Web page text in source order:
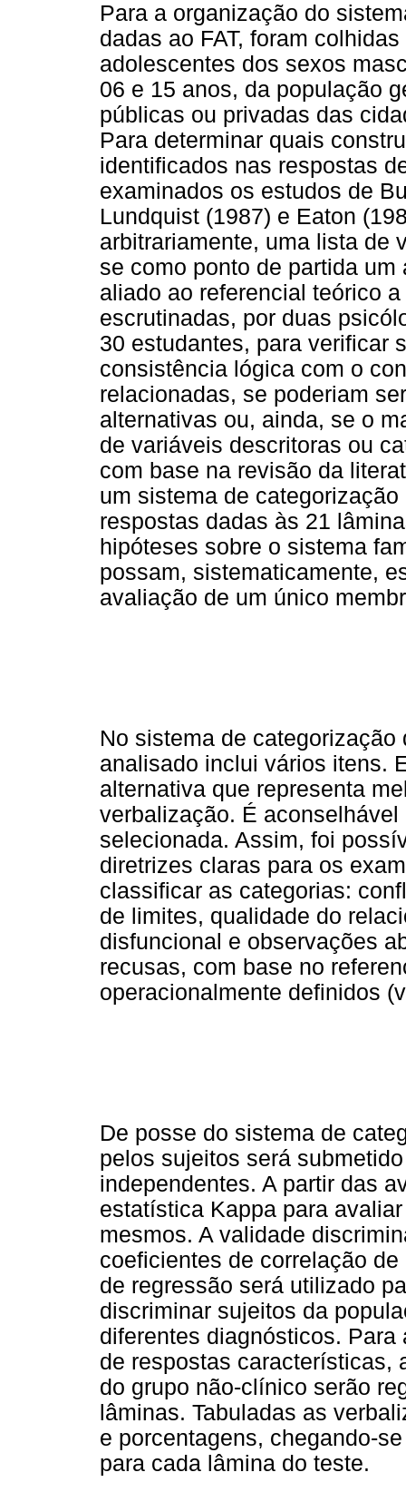
Para a organização do
dadas ao FAT, foram
adolescentes dos sexos
06 e 15 anos, da população
públicas ou privadas das
Para determinar quais
identificados nas respostas
examinados os estudos de
Lundquist (1987) e Eaton
arbitrariamente, uma lista de
se como ponto de partida
aliado ao referencial teórico
escrutinadas, por duas
30 estudantes, para verificar
consistência lógica com o
relacionadas, se poderiam
alternativas ou, ainda, se o
de variáveis descritoras ou
com base na revisão da
um sistema de
respostas dadas às 21
hipóteses sobre o sistema
possam, sistematicamente,
avaliação de um único
No sistema de
analisado inclui vários itens.
alternativa que representa
verbalização. É
selecionada. Assim, foi
diretrizes claras para os
classificar as categorias:
de limites, qualidade do
disfuncional e observações
recusas, com base no
operacionalmente definidos
De posse do sistema de
pelos sujeitos será
independentes. A partir das
estatística Kappa para
mesmos. A validade
coeficientes de correlação
de regressão será utilizado
discriminar sujeitos da
diferentes diagnósticos.
de respostas características,
do grupo não-clínico serão
lâminas. Tabuladas as
e porcentagens, chegando-
para cada lâmina do teste.